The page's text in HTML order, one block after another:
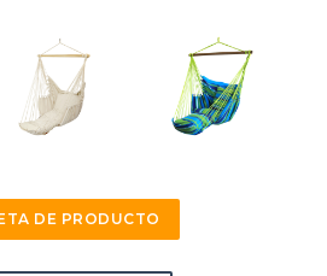
DE PRODUCTO